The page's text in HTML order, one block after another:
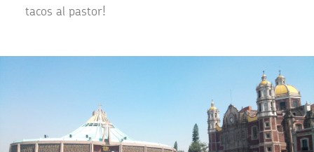
tacos al pastor!